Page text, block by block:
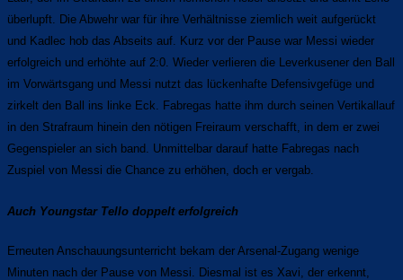
überlupft. Die Abwehr war für ihre Verhältnisse ziemlich weit aufgerückt
und Kadlec hob das Abseits auf. Kurz vor der Pause war Messi wieder
erfolgreich und erhöhte auf 2:0. Wieder verlieren die Leverkusener den Ball
im Vorwärtsgang und Messi nutzt das lückenhafte Defensivgefüge und
zirkelt den Ball ins linke Eck. Fabregas hatte ihm durch seinen Vertikallauf
in den Strafraum hinein den nötigen Freiraum verschafft, in dem er zwei
Gegenspieler an sich band. Unmittelbar darauf hatte Fabregas nach
Zuspiel von Messi die Chance zu erhöhen, doch er vergab.
Auch Youngstar Tello doppelt erfolgreich
Erneuten Anschauungsunterricht bekam der Arsenal-Zugang wenige
Minuten nach der Pause von Messi. Diesmal ist es Xavi, der erkennt,